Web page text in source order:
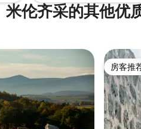
米伦齐采的其他优
房客推
房客推